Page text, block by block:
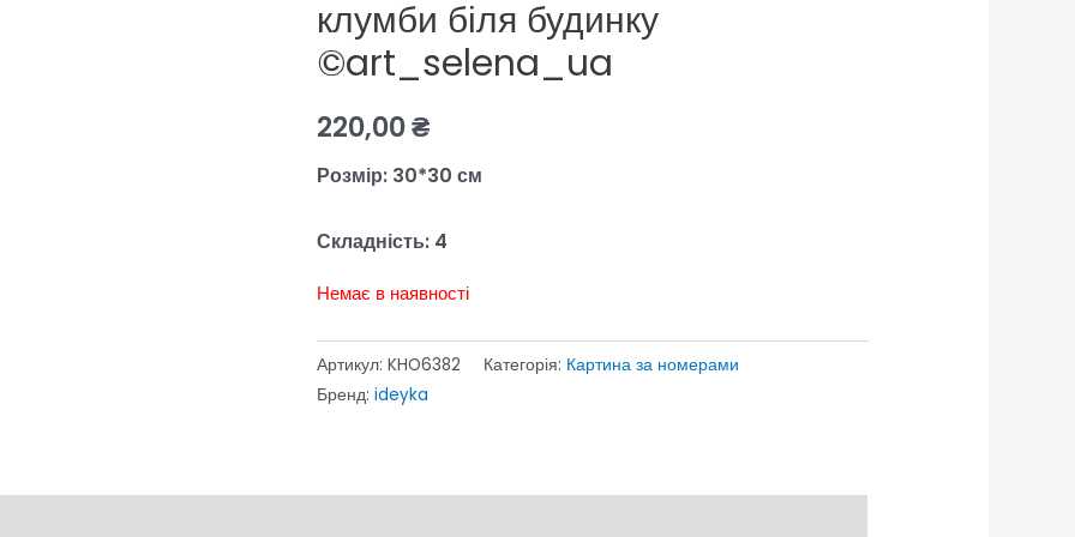
клумби біля будинку
©art_selena_ua
220,00₴
Розмір: 30*30 см
Складність: 4
Немає в наявності
Артикул: KHO6382 Категорія: Картина за номерами
Бренд: ideyka